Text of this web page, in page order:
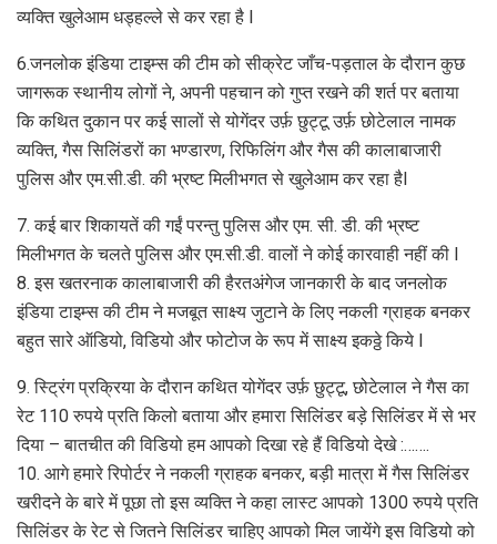
व्यक्ति खुलेआम धड्हल्ले से कर रहा है I
6.जनलोक इंडिया टाइम्स की टीम को सीक्रेट जाँच-पड़ताल के दौरान कुछ
जागरूक स्थानीय लोगों ने, अपनी पहचान को गुप्त रखने की शर्त पर बताया
कि कथित दुकान पर कई सालों से योगेंदर उर्फ़ छुट्टू उर्फ़ छोटेलाल नामक
व्यक्ति, गैस सिलिंडरों का भण्डारण, रिफिलिंग और गैस की कालाबाजारी
पुलिस और एम.सी.डी. की भ्रष्ट मिलीभगत से खुलेआम कर रहा हैI
7. कई बार शिकायतें की गईं परन्तु पुलिस और एम. सी. डी. की भ्रष्ट
मिलीभगत के चलते पुलिस और एम.सी.डी. वालों ने कोई कारवाही नहीं की I
8. इस खतरनाक कालाबाजारी की हैरतअंगेज जानकारी के बाद जनलोक
इंडिया टाइम्स की टीम ने मजबूत साक्ष्य जुटाने के लिए नकली ग्राहक बनकर
बहुत सारे ऑडियो, विडियो और फोटोज के रूप में साक्ष्य इकठ्ठे किये I
9. स्ट्रिंग प्रक्रिया के दौरान कथित योगेंदर उर्फ़ छुट्टू, छोटेलाल ने गैस का
रेट 110 रुपये प्रति किलो बताया और हमारा सिलिंडर बड़े सिलिंडर में से भर
दिया – बातचीत की विडियो हम आपको दिखा रहे हैं विडियो देखे :…….
10. आगे हमारे रिपोर्टर ने नकली ग्राहक बनकर, बड़ी मात्रा में गैस सिलिंडर
खरीदने के बारे में पूछा तो इस व्यक्ति ने कहा लास्ट आपको 1300 रुपये प्रति
सिलिंडर के रेट से जितने सिलिंडर चाहिए आपको मिल जायेंगे इस विडियो को